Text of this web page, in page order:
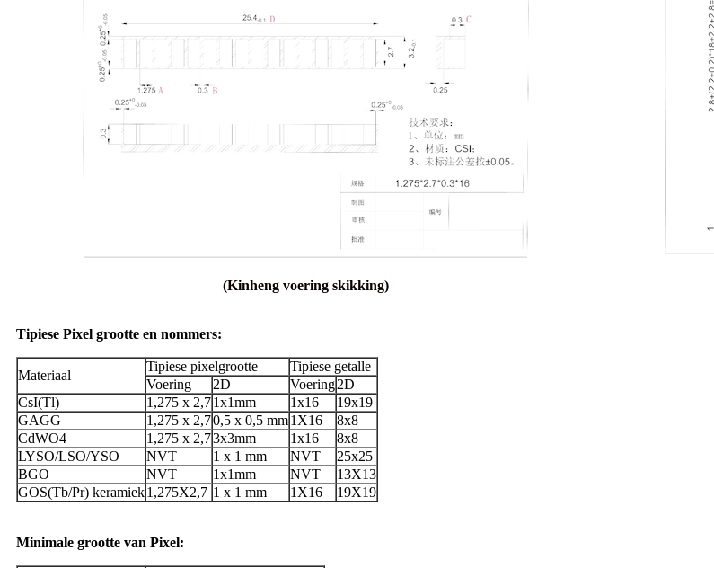
(Kinheng voering skikking)
Tipiese Pixel grootte en nommers:
Materiaal
Tipiese pixelgrootte
Tipiese getalle
Voering
2D Voering2D
CsI(Tl)
1,275 x 2,71x1mm 1x16
19x19
GAGG
1,275 x 2,70,5 x 0,5 mm1X16
8x8
CdWO4
1,275 x 2,73x3mm 1x16
8x8
LYSO/LSO/YSO
NVT 1 x 1 mm NVT
25x25
BGO
NVT 1x1mm NVT
13X13
GOS(Tb/Pr) keramiek1,275X2,7 1 x 1 mm 1X16 19X19
Minimale grootte van Pixel: